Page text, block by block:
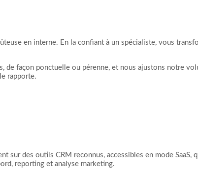
en interne. En la confiant à un spécialiste, vous
de façon ponctuelle ou pérenne, et nous ajustons notre
rapporte.
sur des outils CRM reconnus, accessibles en mode
reporting et analyse marketing.